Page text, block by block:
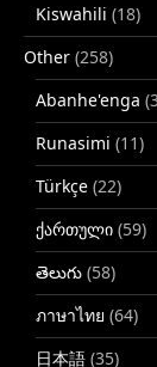
Kiswahili (18)
Other (258)
Abanhe'enga
Runasimi (11)
Türkçe (22)
ქართული (59)
తెలుగు (58)
ภาษาไทย (64)
日本語 (35)